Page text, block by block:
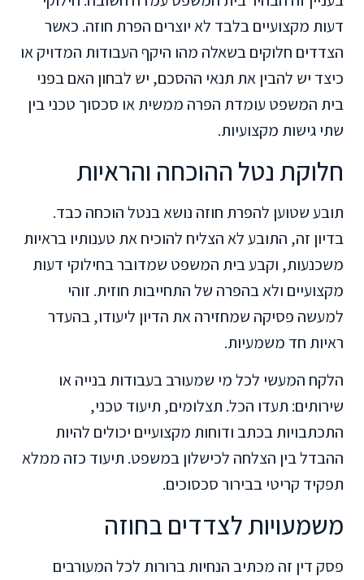
דעות מקצועיים בלבד לא יוצרים הפרת חוזה. כאשר
הצדדים חלוקים בשאלה מהו היקף העבודות המדויק או
כיצד יש להבין את תנאי ההסכם, יש לבחון האם בפני
בית המשפט עומדת הפרה ממשית או סכסוך טכני בין
שתי גישות מקצועיות.
חלוקת נטל ההוכחה והראיות
תובע שטוען להפרת חוזה נושא בנטל הוכחה כבד.
בדיון זה, התובע לא הצליח להוכיח את טענותיו בראיות
משכנעות, וקבע בית המשפט שמדובר בחילוקי דעות
מקצועיים ולא בהפרה של התחייבות חוזית. זוהי
למעשה פסיקה שמחזירה את הדיון ליעודו, בהעדר
ראיות חד משמעיות.
הלקח המעשי לכל מי שמעורב בעבודות בנייה או
שירותים: תעדו הכל. תצלומים, תיעוד טכני,
התכתבויות בכתב ודוחות מקצועיים יכולים להיות
ההבדל בין הצלחה לכישלון במשפט. תיעוד כזה ממלא
תפקיד קריטי בבירור סכסוכים.
משמעויות לצדדים בחוזה
פסק דין זה מכתיב הנחיות ברורות לכל המעורבים